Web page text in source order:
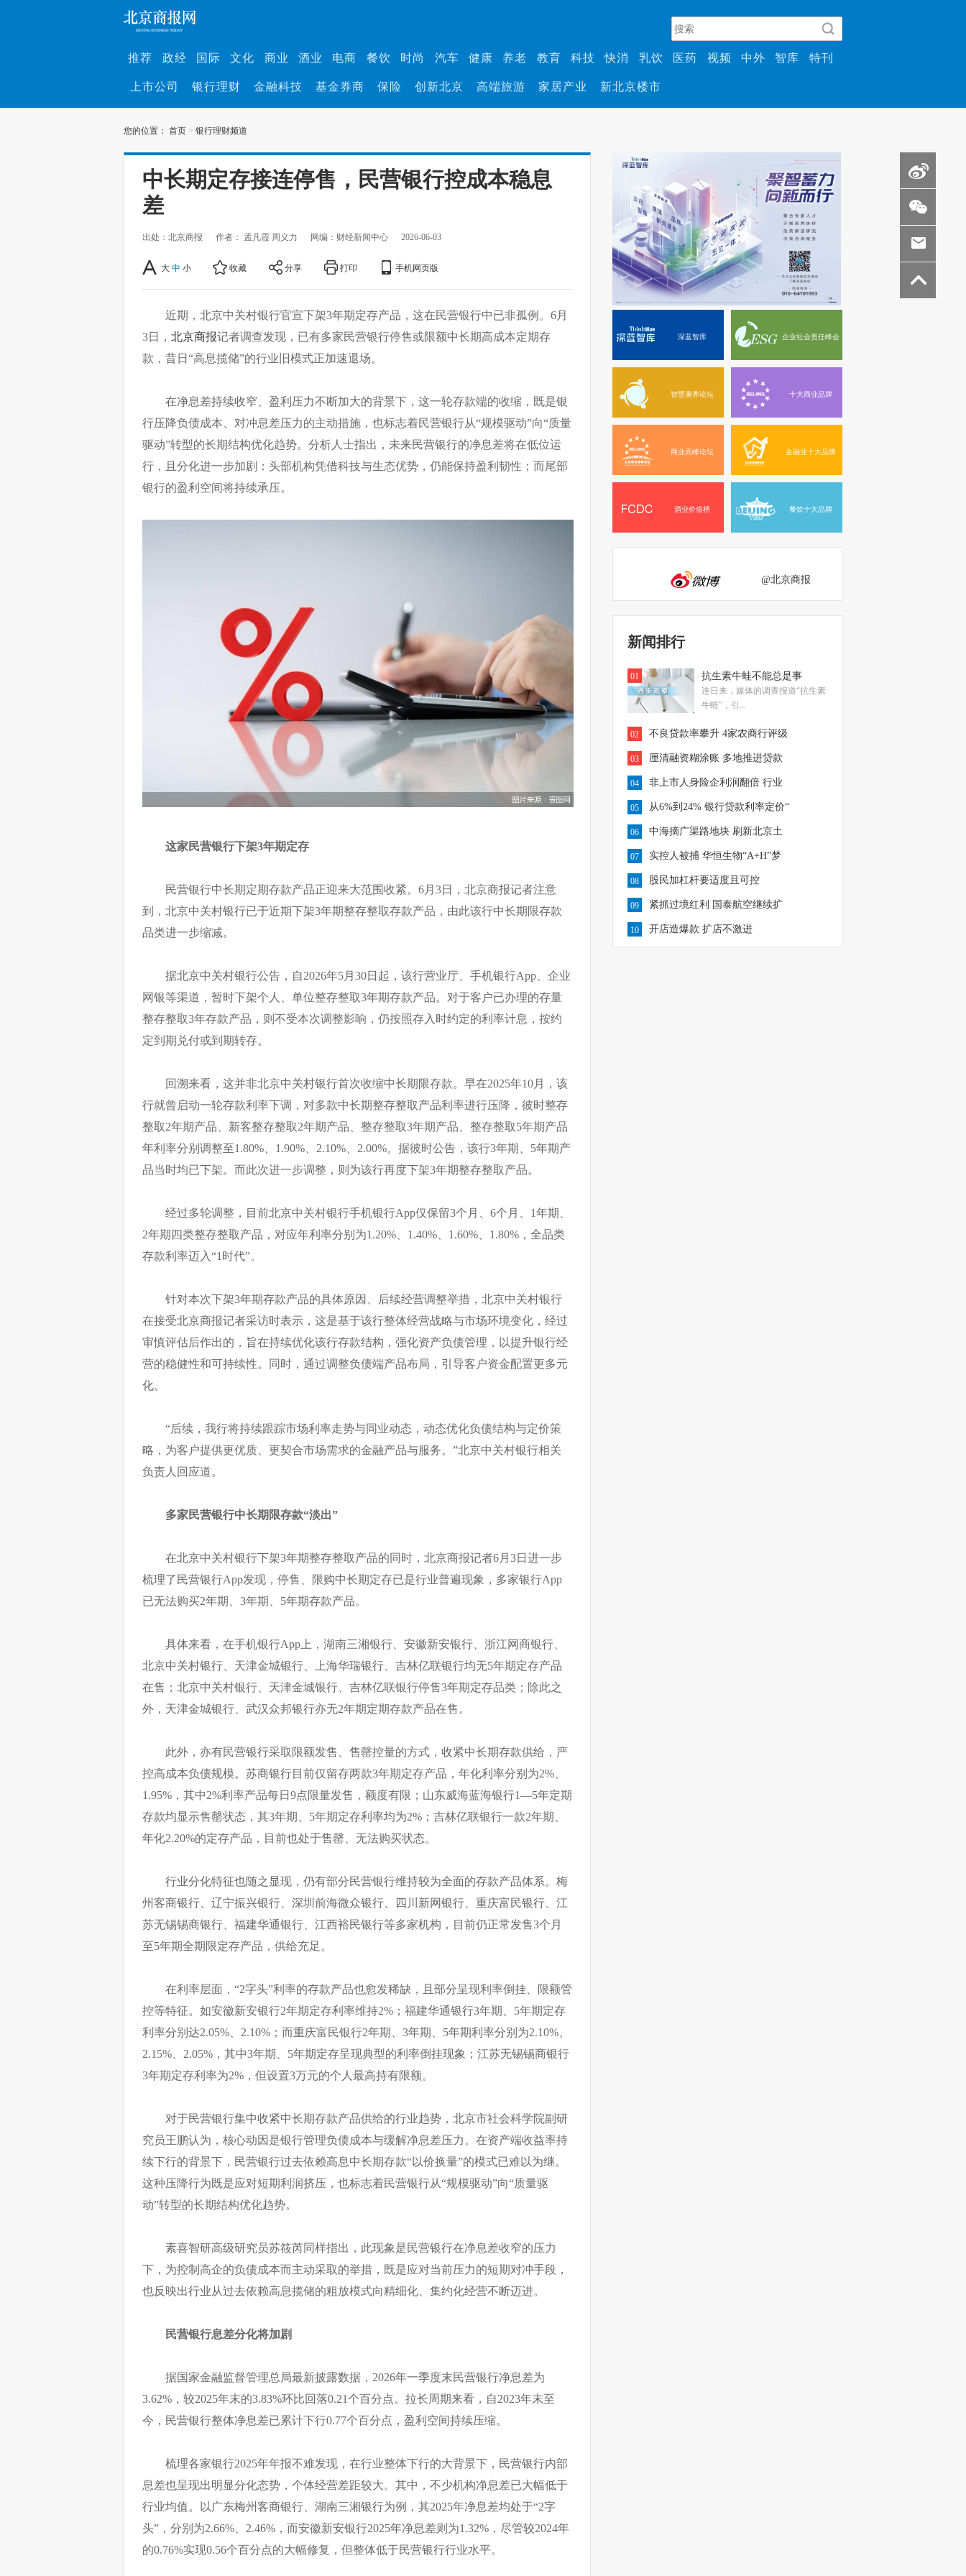
推荐 政经 国际 文化 商业 酒业 电商 餐饮 时尚 汽车 健康 养老 教育 科技 快消 乳饮 医药 视频 中外 智库 特刊
上市公司 银行理财 金融科技 基金券商 保险 创新北京 高端旅游 家居产业 新北京楼市
您的位置： 首页 > 银行理财频道
中长期定存接连停售，民营银行控成本稳息
差
出处：北京商报 作者： 孟凡霞 周义力 网编：财经新闻中心 2026-06-03
大 中 小 收藏 分享 打印 手机网页版
近期，北京中关村银行官宣下架3年期定存产品，这在民营银行中已非孤例。6月
3日， 北京商报记者调查发现，已有多家民营银行停售或限额中长期高成本定期存
款，昔日“高息揽储”的行业旧模式正加速退场。
在净息差持续收窄、盈利压力不断加大的背景下，这一轮存款端的收缩，既是银
行压降负债成本、对冲息差压力的主动措施，也标志着民营银行从“规模驱动”向“质量
驱动”转型的长期结构优化趋势。分析人士指出，未来民营银行的净息差将在低位运
行，且分化进一步加剧：头部机构凭借科技与生态优势，仍能保持盈利韧性；而尾部
银行的盈利空间将持续承压。
这家民营银行下架3年期定存
民营银行中长期定期存款产品正迎来大范围收紧。6月3日，北京商报记者注意
到，北京中关村银行已于近期下架3年期整存整取存款产品，由此该行中长期限存款
品类进一步缩减。
据北京中关村银行公告，自2026年5月30日起，该行营业厅、手机银行App、企业
网银等渠道，暂时下架个人、单位整存整取3年期存款产品。对于客户已办理的存量
整存整取3年存款产品，则不受本次调整影响，仍按照存入时约定的利率计息，按约
定到期兑付或到期转存。
回溯来看，这并非北京中关村银行首次收缩中长期限存款。早在2025年10月，该
行就曾启动一轮存款利率下调，对多款中长期整存整取产品利率进行压降，彼时整存
整取2年期产品、新客整存整取2年期产品、整存整取3年期产品、整存整取5年期产品
年利率分别调整至1.80%、1.90%、2.10%、2.00%。据彼时公告，该行3年期、5年期产
品当时均已下架。而此次进一步调整，则为该行再度下架3年期整存整取产品。
经过多轮调整，目前北京中关村银行手机银行App仅保留3个月、6个月、1年期、
2年期四类整存整取产品，对应年利率分别为1.20%、1.40%、1.60%、1.80%，全品类
存款利率迈入“1时代”。
针对本次下架3年期存款产品的具体原因、后续经营调整举措，北京中关村银行
在接受北京商报记者采访时表示，这是基于该行整体经营战略与市场环境变化，经过
审慎评估后作出的，旨在持续优化该行存款结构，强化资产负债管理，以提升银行经
营的稳健性和可持续性。同时，通过调整负债端产品布局，引导客户资金配置更多元
化。
“后续，我行将持续跟踪市场利率走势与同业动态，动态优化负债结构与定价策
略，为客户提供更优质、更契合市场需求的金融产品与服务。”北京中关村银行相关
负责人回应道。
多家民营银行中长期限存款“淡出”
在北京中关村银行下架3年期整存整取产品的同时，北京商报记者6月3日进一步
梳理了民营银行App发现，停售、限购中长期定存已是行业普遍现象，多家银行App
已无法购买2年期、3年期、5年期存款产品。
具体来看，在手机银行App上，湖南三湘银行、安徽新安银行、浙江网商银行、
北京中关村银行、天津金城银行、上海华瑞银行、吉林亿联银行均无5年期定存产品
在售；北京中关村银行、天津金城银行、吉林亿联银行停售3年期定存品类；除此之
外，天津金城银行、武汉众邦银行亦无2年期定期存款产品在售。
此外，亦有民营银行采取限额发售、售罄控量的方式，收紧中长期存款供给，严
控高成本负债规模。苏商银行目前仅留存两款3年期定存产品，年化利率分别为2%、
1.95%，其中2%利率产品每日9点限量发售，额度有限；山东威海蓝海银行1—5年定期
存款均显示售罄状态，其3年期、5年期定存利率均为2%；吉林亿联银行一款2年期、
年化2.20%的定存产品，目前也处于售罄、无法购买状态。
行业分化特征也随之显现，仍有部分民营银行维持较为全面的存款产品体系。梅
州客商银行、辽宁振兴银行、深圳前海微众银行、四川新网银行、重庆富民银行、江
苏无锡锡商银行、福建华通银行、江西裕民银行等多家机构，目前仍正常发售3个月
至5年期全期限定存产品，供给充足。
在利率层面，“2字头”利率的存款产品也愈发稀缺，且部分呈现利率倒挂、限额管
控等特征。如安徽新安银行2年期定存利率维持2%；福建华通银行3年期、5年期定存
利率分别达2.05%、2.10%；而重庆富民银行2年期、3年期、5年期利率分别为2.10%、
2.15%、2.05%，其中3年期、5年期定存呈现典型的利率倒挂现象；江苏无锡锡商银行
3年期定存利率为2%，但设置3万元的个人最高持有限额。
对于民营银行集中收紧中长期存款产品供给的行业趋势，北京市社会科学院副研
究员王鹏认为，核心动因是银行管理负债成本与缓解净息差压力。在资产端收益率持
续下行的背景下，民营银行过去依赖高息中长期存款“以价换量”的模式已难以为继。
这种压降行为既是应对短期利润挤压，也标志着民营银行从“规模驱动”向“质量驱
动”转型的长期结构优化趋势。
素喜智研高级研究员苏筱芮同样指出，此现象是民营银行在净息差收窄的压力
下，为控制高企的负债成本而主动采取的举措，既是应对当前压力的短期对冲手段，
也反映出行业从过去依赖高息揽储的粗放模式向精细化、集约化经营不断迈进。
民营银行息差分化将加剧
据国家金融监督管理总局最新披露数据，2026年一季度末民营银行净息差为
3.62%，较2025年末的3.83%环比回落0.21个百分点。拉长周期来看，自2023年末至
今，民营银行整体净息差已累计下行0.77个百分点，盈利空间持续压缩。
梳理各家银行2025年年报不难发现，在行业整体下行的大背景下，民营银行内部
息差也呈现出明显分化态势，个体经营差距较大。其中，不少机构净息差已大幅低于
行业均值。以广东梅州客商银行、湖南三湘银行为例，其2025年净息差均处于“2字
头”，分别为2.66%、2.46%，而安徽新安银行2025年净息差则为1.32%，尽管较2024年
的0.76%实现0.56个百分点的大幅修复，但整体低于民营银行行业水平。
深蓝智库 企业社会责任峰会
智慧康养论坛 十大商业品牌
商业高峰论坛 金融业十大品牌
酒业价值榜 餐饮十大品牌
@北京商报
新闻排行
01 抗生素牛蛙不能总是事
连日来，媒体的调查报道“抗生素
牛蛙”，引...
02 不良贷款率攀升 4家农商行评级
03 厘清融资糊涂账 多地推进贷款
04 非上市人身险企利润翻倍 行业
05 从6%到24% 银行贷款利率定价“
06 中海摘广渠路地块 刷新北京土
07 实控人被捕 华恒生物“A+H”梦
08 股民加杠杆要适度且可控
09 紧抓过境红利 国泰航空继续扩
10 开店造爆款 扩店不激进